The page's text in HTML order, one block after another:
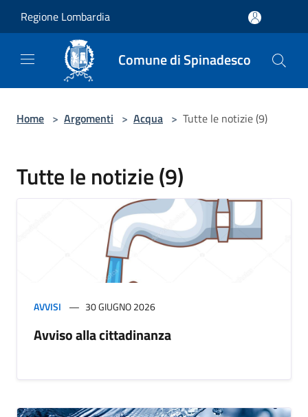
Regione Lombardia
Comune di Spinadesco
Home > Argomenti > Acqua > Tutte le notizie (9)
Tutte le notizie (9)
AVVISI 30 GIUGNO 2026
Avviso alla cittadinanza